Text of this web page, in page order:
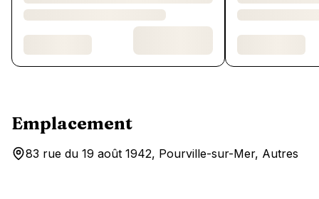
Emplacement
83 rue du 19 août 1942, Pourville-sur-Mer, Autres